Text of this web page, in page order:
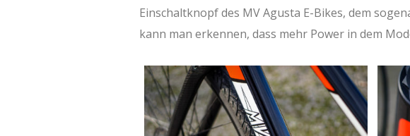
Einschaltknopf des MV Agusta E-Bikes, dem
kann man erkennen, dass mehr Power in dem